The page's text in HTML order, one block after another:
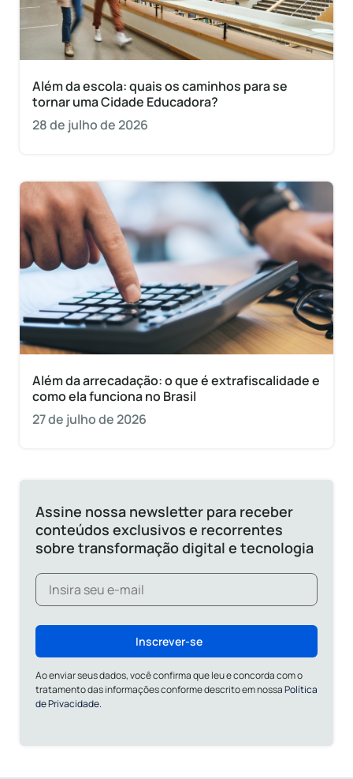
Além da escola: quais os caminhos para se
tornar uma Cidade Educadora?
28 de julho de 2026
Além da arrecadação: o que é extrafiscalidade e
como ela funciona no Brasil
27 de julho de 2026
Assine nossa newsletter para receber
conteúdos exclusivos e recorrentes
sobre transformação digital e tecnologia
Inscrever-se
Ao enviar seus dados, você confirma que leu e concorda com o
tratamento das informações conforme descrito em nossaPolítica
de Privacidade.